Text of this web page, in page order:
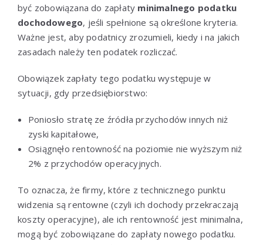
być zobowiązana do zapłaty minimalnego podatku
dochodowego, jeśli spełnione są określone kryteria.
Ważne jest, aby podatnicy zrozumieli, kiedy i na jakich
zasadach należy ten podatek rozliczać.
Obowiązek zapłaty tego podatku występuje w
sytuacji, gdy przedsiębiorstwo:
Poniosło stratę ze źródła przychodów innych niż
zyski kapitałowe,
Osiągnęło rentowność na poziomie nie wyższym niż
2% z przychodów operacyjnych.
To oznacza, że firmy, które z technicznego punktu
widzenia są rentowne (czyli ich dochody przekraczają
koszty operacyjne), ale ich rentowność jest minimalna,
mogą być zobowiązane do zapłaty nowego podatku.